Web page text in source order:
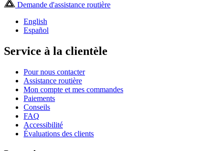
Demande d'assistance routière
English
Español
Service à la clientèle
Pour nous contacter
Assistance routière
Mon compte et mes commandes
Paiements
Conseils
FAQ
Accessibilité
Évaluations des clients